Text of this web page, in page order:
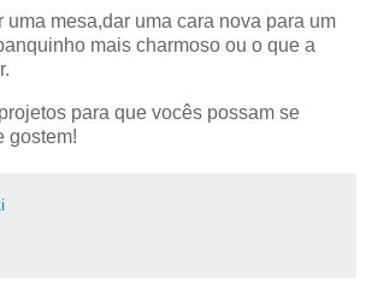
uma mesa,dar uma cara nova para um
mais charmoso ou o que a
para que vocês possam se
gostem!